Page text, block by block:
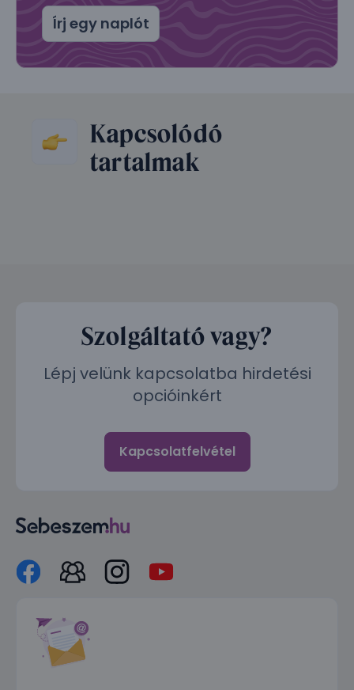
Írj egy naplót
Kapcsolódó
tartalmak
Szolgáltató vagy?
Lépj velünk kapcsolatba hirdetési
opcióinkért
Kapcsolatfelvétel